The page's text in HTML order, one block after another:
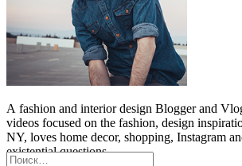
A fashion and interior design Blogger and
videos focused on the fashion, design
NY, loves home decor, shopping, Instagram
existential questions.
Искать: